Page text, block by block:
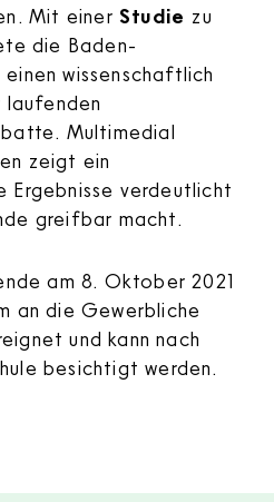
Mit einer Studie zu
die Baden-
wissenschaftlich
laufenden
Multimedial
zeigt ein
Ergebnisse verdeutlicht
greifbar macht.
am 8. Oktober 2021
an die Gewerbliche
und kann nach
besichtigt werden.